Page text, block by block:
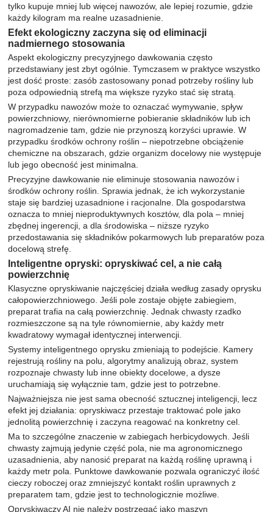
tylko kupuje mniej lub więcej nawozów, ale lepiej rozumie, gdzie
każdy kilogram ma realne uzasadnienie.
Efekt ekologiczny zaczyna się od eliminacji
nadmiernego stosowania
Aspekt ekologiczny precyzyjnego dawkowania często
przedstawiany jest zbyt ogólnie. Tymczasem w praktyce wszystko
jest dość proste: zasób zastosowany ponad potrzeby rośliny lub
poza odpowiednią strefą ma większe ryzyko stać się stratą.
W przypadku nawozów może to oznaczać wymywanie, spływ
powierzchniowy, nierównomierne pobieranie składników lub ich
nagromadzenie tam, gdzie nie przynoszą korzyści uprawie. W
przypadku środków ochrony roślin – niepotrzebne obciążenie
chemiczne na obszarach, gdzie organizm docelowy nie występuje
lub jego obecność jest minimalna.
Precyzyjne dawkowanie nie eliminuje stosowania nawozów i
środków ochrony roślin. Sprawia jednak, że ich wykorzystanie
staje się bardziej uzasadnione i racjonalne. Dla gospodarstwa
oznacza to mniej nieproduktywnych kosztów, dla pola – mniej
zbędnej ingerencji, a dla środowiska – niższe ryzyko
przedostawania się składników pokarmowych lub preparatów poza
docelową strefę.
Inteligentne opryski: opryskiwać cel, a nie całą
powierzchnię
Klasyczne opryskiwanie najczęściej działa według zasady oprysku
całopowierzchniowego. Jeśli pole zostaje objęte zabiegiem,
preparat trafia na całą powierzchnię. Jednak chwasty rzadko
rozmieszczone są na tyle równomiernie, aby każdy metr
kwadratowy wymagał identycznej interwencji.
Systemy inteligentnego oprysku zmieniają to podejście. Kamery
rejestrują rośliny na polu, algorytmy analizują obraz, system
rozpoznaje chwasty lub inne obiekty docelowe, a dysze
uruchamiają się wyłącznie tam, gdzie jest to potrzebne.
Najważniejsza nie jest sama obecność sztucznej inteligencji, lecz
efekt jej działania: opryskiwacz przestaje traktować pole jako
jednolitą powierzchnię i zaczyna reagować na konkretny cel.
Ma to szczególne znaczenie w zabiegach herbicydowych. Jeśli
chwasty zajmują jedynie część pola, nie ma agronomicznego
uzasadnienia, aby nanosić preparat na każdą roślinę uprawną i
każdy metr pola. Punktowe dawkowanie pozwala ograniczyć ilość
cieczy roboczej oraz zmniejszyć kontakt roślin uprawnych z
preparatem tam, gdzie jest to technologicznie możliwe.
Opryskiwaczy AI nie należy postrzegać jako maszyn